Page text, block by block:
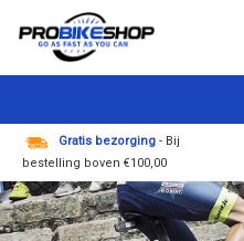
Gratis bezorging - Bij
bestelling boven €100,00